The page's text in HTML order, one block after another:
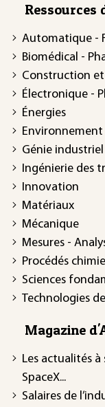
Ressources
Automatique -
Biomédical -
Construction
Électronique -
Énergies
Génie industriel
Ingénierie des
Innovation
Matériaux
Mécanique
Mesures -
Procédés
Sciences
Technologies
Magazine
Les actualités
SpaceX...
Salaires de